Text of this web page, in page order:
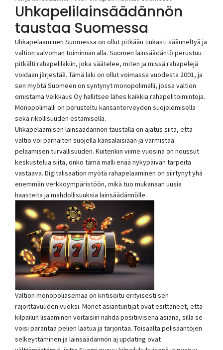
Uhkapelilainsäädännön
taustaa Suomessa
Uhkapelaaminen Suomessa on ollut pitkään tiukasti säänneltyä ja
valtion valvoman toiminnan alla. Suomen lainsäädäntö perustuu
pitkälti rahapelilakiin, joka säätelee, miten ja missä rahapelejä
voidaan järjestää. Tämä laki on ollut voimassa vuodesta 2001, ja
sen myötä Suomeen on syntynyt monopolimalli, jossa valtion
omistama Veikkaus Oy hallitsee lähes kaikkia rahapelitoimintoja.
Monopolimalli on perusteltu kansanterveyden suojelemisella
sekä rikollisuuden estämisellä.
Uhkapelaamisen lainsäädännön taustalla on ajatus siitä, että
valtio voi parhaiten suojella kansalaisiaan ja varmistaa
pelaamisen turvallisuuden. Kuitenkin viime vuosina on noussut
keskustelua siitä, onko tämä malli enää nykypäivän tarpeita
vastaava. Digitalisaation myötä rahapelaaminen on siirtynyt yhä
enemmän verkkoympäristöön, mikä tuo mukanaan uusia
haasteita ja mahdollisuuksia lainsäädännölle.
Valtion monopoliasemaa on kritisoitu erityisesti sen
rajoittavuuden vuoksi. Monet asiantuntijat ovat esittäneet, että
kilpailun lisääminen voitaisiin nähdä positiivisena asiana, sillä se
voisi parantaa pelien laatua ja tarjontaa. Toisaalta pelisääntöjen
selkeyttäminen ja lainsäädännön aj updating ovat